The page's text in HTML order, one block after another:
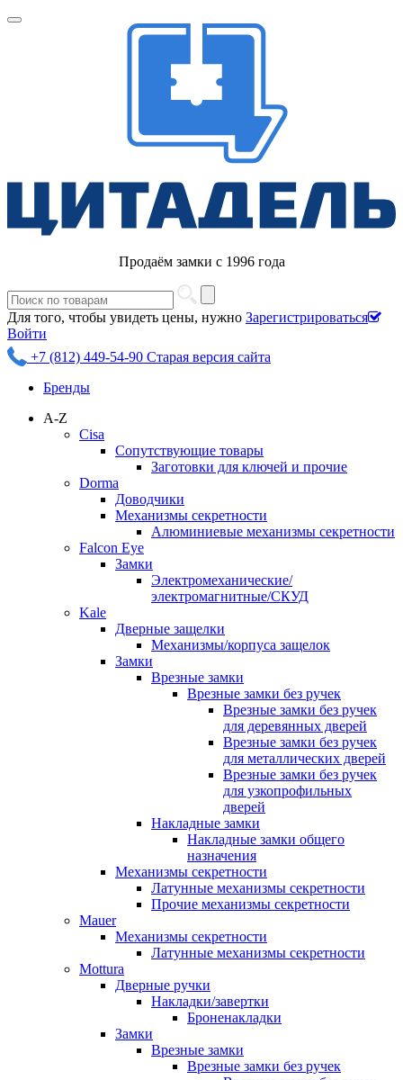
Продаём замки с 1996 года
Для того, чтобы увидеть цены, нужно Зарегистрироваться
Войти
+7 (812) 449-54-90 Старая версия сайта
Бренды
A-Z
Cisa
Сопутствующие товары
Заготовки для ключей и прочие
Dorma
Доводчики
Механизмы секретности
Алюминиевые механизмы секретности
Falcon Eye
Замки
Электромеханические/
электромагнитные/СКУД
Kale
Дверные защелки
Механизмы/корпуса защелок
Замки
Врезные замки
Врезные замки без ручек
Врезные замки без ручек
для деревянных дверей
Врезные замки без ручек
для металлических дверей
Врезные замки без ручек
для узкопрофильных
дверей
Накладные замки
Накладные замки общего
назначения
Механизмы секретности
Латунные механизмы секретности
Прочие механизмы секретности
Mauer
Механизмы секретности
Латунные механизмы секретности
Mottura
Дверные ручки
Накладки/завертки
Броненакладки
Замки
Врезные замки
Врезные замки без ручек